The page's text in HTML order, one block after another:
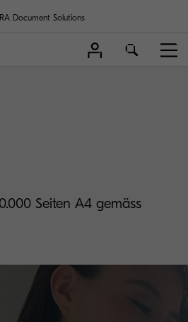
Document Solutions
Seiten A4 gemäss